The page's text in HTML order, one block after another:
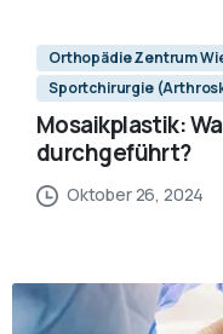
Orthopädie Zentrum
Sportchirurgie
Mosaikplastik:
durchgeführt?
Oktober 26, 2024